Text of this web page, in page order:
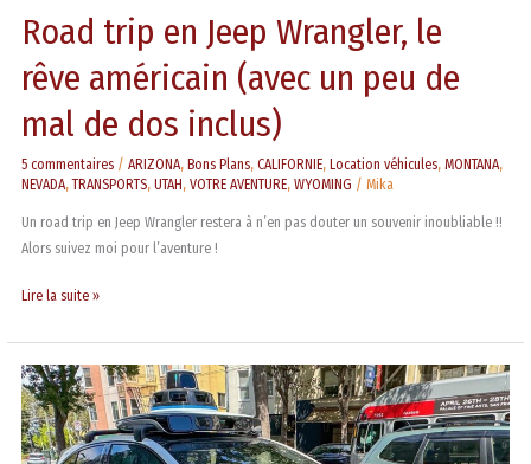
Road trip en Jeep Wrangler, le
rêve américain (avec un peu de
mal de dos inclus)
5 commentaires /ARIZONA, Bons Plans,CALIFORNIE, Location véhicules,MONTANA,
NEVADA,TRANSPORTS,UTAH ,VOTRE AVENTURE,WYOMING /Mika
Un road trip en Jeep Wrangler restera à n’en pas douter un souvenir inoubliable !!
Alors suivez moi pour l’aventure !
inclus)
Lire la suite »
J’ai
testé
le
taxi